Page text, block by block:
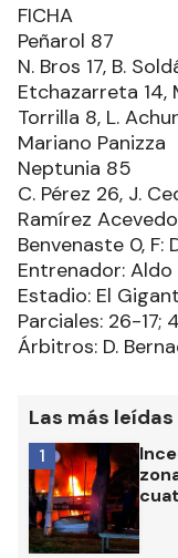
FICHA
Peñarol 87
N. Bros 17, B.
Etchazarreta 14,
Torrilla 8, L.
Mariano Panizza
Neptunia 85
C. Pérez 26, J.
Ramírez
Benvenaste 0, F:
Entrenador: Aldo
Estadio: El
Parciales: 26-17;
Árbitros: D.
Las más leídas
1